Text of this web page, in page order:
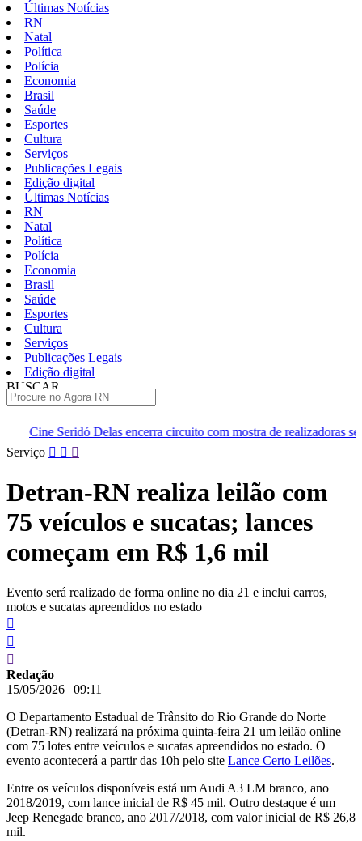
Últimas Notícias
RN
Natal
Política
Polícia
Economia
Brasil
Saúde
Esportes
Cultura
Serviços
Publicações Legais
Edição digital
Últimas Notícias
RN
Natal
Política
Polícia
Economia
Brasil
Saúde
Esportes
Cultura
Serviços
Publicações Legais
Edição digital
BUSCAR
encerra circuito com mostra de realizadoras seridoenses em Caicó
Pular
conteúdo
Serviço
Detran-RN realiza leilão com
75 veículos e sucatas; lances
começam em R$ 1,6 mil
Evento será realizado de forma online no dia 21 e inclui carros,
motos e sucatas apreendidos no estado
Redação
15/05/2026 | 09:11
O Departamento Estadual de Trânsito do Rio Grande do Norte
(Detran-RN) realizará na próxima quinta-feira 21 um leilão online
com 75 lotes entre veículos e sucatas apreendidos no estado. O
evento acontecerá a partir das 10h pelo site Lance Certo Leilões.
Entre os veículos disponíveis está um Audi A3 LM branco, ano
2018/2019, com lance inicial de R$ 45 mil. Outro destaque é um
Jeep Renegade branco, ano 2017/2018, com valor inicial de R$ 26,8
mil.